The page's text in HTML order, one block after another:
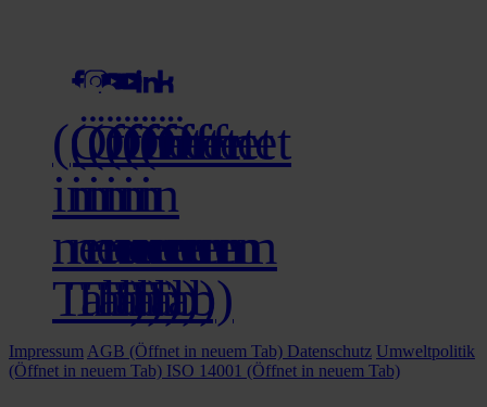
(Öffnet
in
neuem
Tab)
(Öffnet
in
neuem
Tab)
(Öffnet
in
neuem
Tab)
(Öffnet
in
neuem
Tab)
(Öffnet
in
neuem
Tab)
(Öffnet
in
neuem
Tab)
Impressum AGB (Öffnet in neuem Tab) Datenschutz Umweltpolitik
(Öffnet in neuem Tab) ISO 14001 (Öffnet in neuem Tab)